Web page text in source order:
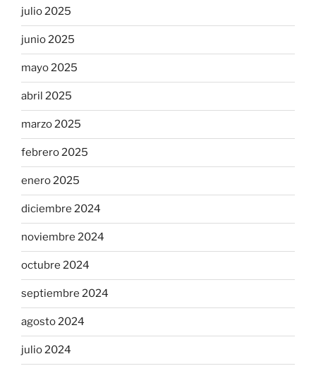
julio 2025
junio 2025
mayo 2025
abril 2025
marzo 2025
febrero 2025
enero 2025
diciembre 2024
noviembre 2024
octubre 2024
septiembre 2024
agosto 2024
julio 2024